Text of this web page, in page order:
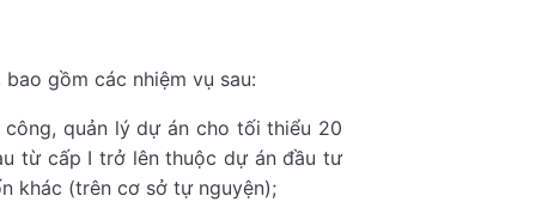
gồm các nhiệm vụ sau:
quản lý dự án cho tối thiểu 20
từ cấp I trở lên thuộc dự án đầu tư
khác (trên cơ sở tự nguyện);